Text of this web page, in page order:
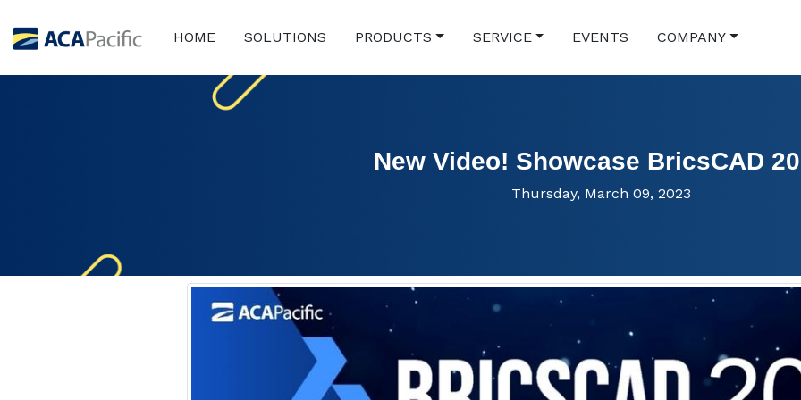
HOME SOLUTIONS PRODUCTS SERVICE EVENTS COMPANY
New Video! Showcase BricsCAD
Thursday, March 09, 2023